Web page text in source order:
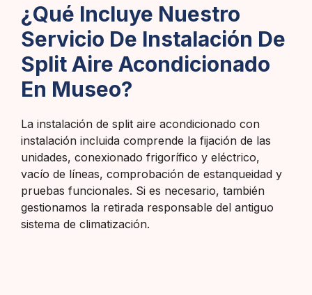
¿Qué Incluye Nuestro
Servicio De Instalación De
Split Aire Acondicionado
En Museo?
La instalación de split aire acondicionado con
instalación incluida comprende la fijación de las
unidades, conexionado frigorífico y eléctrico,
vacío de líneas, comprobación de estanqueidad y
pruebas funcionales. Si es necesario, también
gestionamos la retirada responsable del antiguo
sistema de climatización.